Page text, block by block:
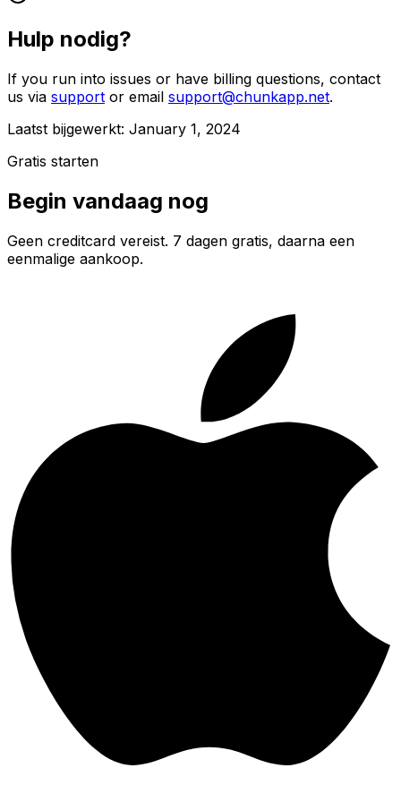
Hulp nodig?
If you run into issues or have billing questions, contact
us via support or email support@chunkapp.net.
Laatst bijgewerkt: January 1, 2024
Gratis starten
Begin vandaag nog
Geen creditcard vereist. 7 dagen gratis, daarna een
eenmalige aankoop.